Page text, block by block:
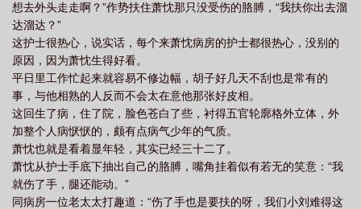
想去外头走走啊？”作势扶住萧忱那只没受伤的胳膊，“我扶你出去溜
达溜达？”
这护士很热心，说实话，每个来萧忱病房的护士都很热心，没别的
原因，因为萧忱生得好看。
平日里工作忙起来就容易不修边幅，胡子好几天不刮也是常有的
事，与他相熟的人反而不会太在意他那张好皮相。
这回生了病，住了院，脸色苍白了些，衬得五官轮廓格外立体，外
加整个人病恹恹的，颇有点病气少年的气质。
萧忱也就是看着显年轻，其实已经三十二了。
萧忱从护士手底下抽出自己的胳膊，嘴角挂着似有若无的笑意：“我
就伤了手，腿还能动。”
同病房一位老太太打趣道：“伤了手也是要扶的呀，我们小刘难得这